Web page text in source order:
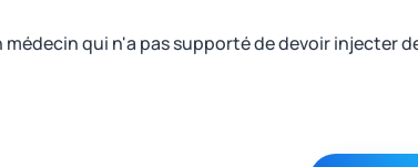
qui n'a pas supporté de devoir injecter